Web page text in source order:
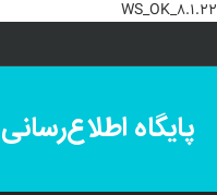
WS_OK_8.1.22
پایگاه